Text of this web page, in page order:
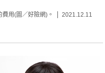
用(圖／好險網)。
2021.12.11